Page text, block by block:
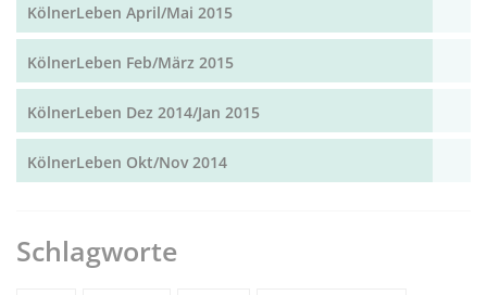
KölnerLeben April/Mai 2015
KölnerLeben Feb/März 2015
KölnerLeben Dez 2014/Jan 2015
KölnerLeben Okt/Nov 2014
Schlagworte